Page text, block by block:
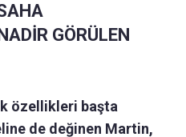
GÖRÜLEN
özellikleri başta
de değinen Martin,